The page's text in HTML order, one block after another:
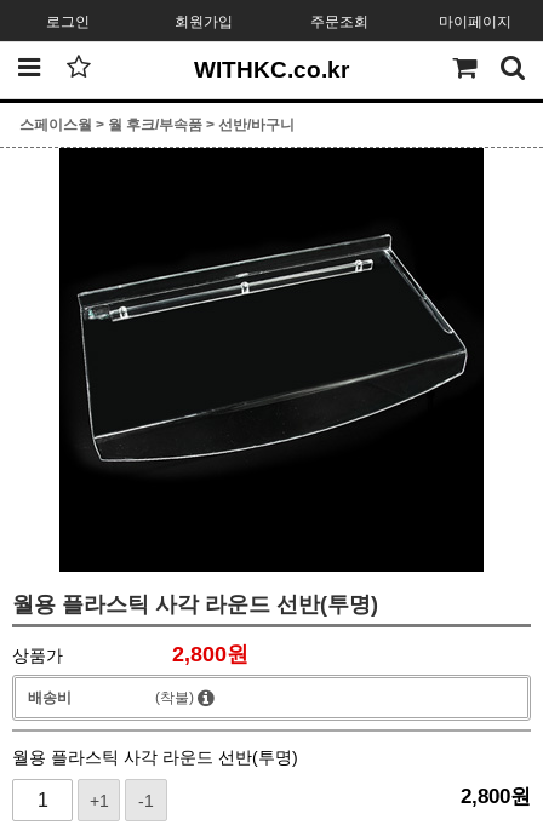
로그인 회원가입 주문조회 마이페이지
WITHKC.co.kr
스페이스월 > 월 후크/부속품 > 선반/바구니
월용 플라스틱 사각 라운드 선반(투명)
상품가 2,800원
배송비 (착불)
월용 플라스틱 사각 라운드 선반(투명)
+1 -1 2,800원